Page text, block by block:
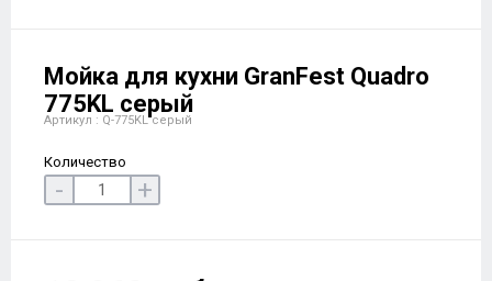
Мойка для кухни GranFest Quadro
775KL серый
Артикул : Q-775KL серый
Количество
- +